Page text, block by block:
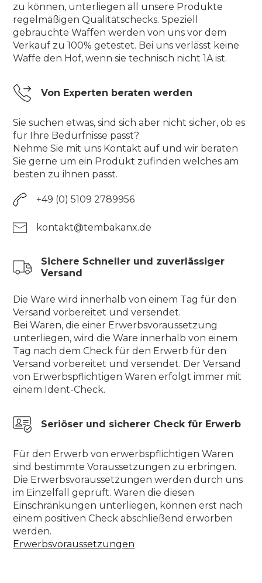
zu können, unterliegen all unsere Produkte
regelmäßigen Qualitätschecks. Speziell
gebrauchte Waffen werden von uns vor dem
Verkauf zu 100% getestet. Bei uns verlässt keine
Waffe den Hof, wenn sie technisch nicht 1A ist.
Von Experten beraten werden
Sie suchen etwas, sind sich aber nicht sicher, ob es
für Ihre Bedürfnisse passt?
Nehme Sie mit uns Kontakt auf und wir beraten
Sie gerne um ein Produkt zufinden welches am
besten zu ihnen passt.
+49 (0) 5109 2789956
kontakt@tembakanx.de
Sichere Schneller und zuverlässiger
Versand
Die Ware wird innerhalb von einem Tag für den
Versand vorbereitet und versendet.
Bei Waren, die einer Erwerbsvoraussetzung
unterliegen, wird die Ware innerhalb von einem
Tag nach dem Check für den Erwerb für den
Versand vorbereitet und versendet. Der Versand
von Erwerbspflichtigen Waren erfolgt immer mit
einem Ident-Check.
Seriöser und sicherer Check für Erwerb
Für den Erwerb von erwerbspflichtigen Waren
sind bestimmte Voraussetzungen zu erbringen.
Die Erwerbsvoraussetzungen werden durch uns
im Einzelfall geprüft. Waren die diesen
Einschränkungen unterliegen, können erst nach
einem positiven Check abschließend erworben
werden.
Erwerbsvoraussetzungen